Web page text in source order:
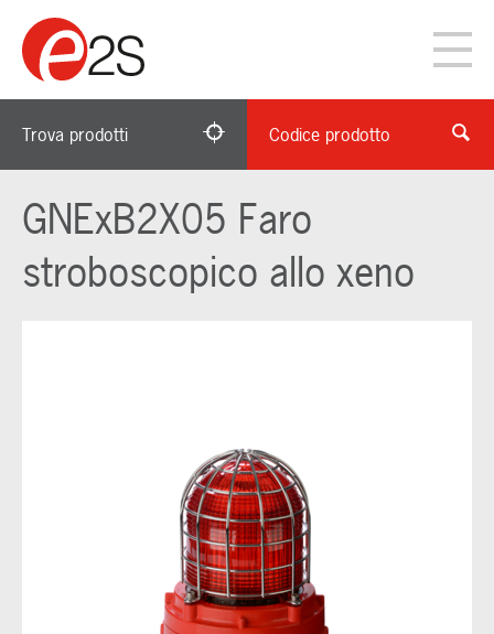
Trova prodotti Codice prodotto
GNExB2X05 Faro
stroboscopico allo xeno